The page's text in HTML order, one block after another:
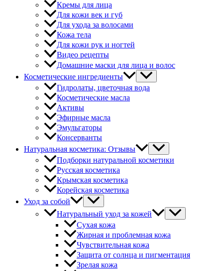
Кремы для лица
Для кожи век и губ
Для ухода за волосами
Кожа тела
Для кожи рук и ногтей
Видео рецепты
Домашние маски для лица и волос
Косметические ингредиенты
Гидролаты, цветочная вода
Косметические масла
Активы
Эфирные масла
Эмульгаторы
Консерванты
Натуральная косметика: Отзывы
Подборки натуральной косметики
Русская косметика
Крымская косметика
Корейская косметика
Уход за собой
Натуральный уход за кожей
Сухая кожа
Жирная и проблемная кожа
Чувствительная кожа
Защита от солнца и пигментация
Зрелая кожа